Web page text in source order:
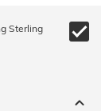
Sterling